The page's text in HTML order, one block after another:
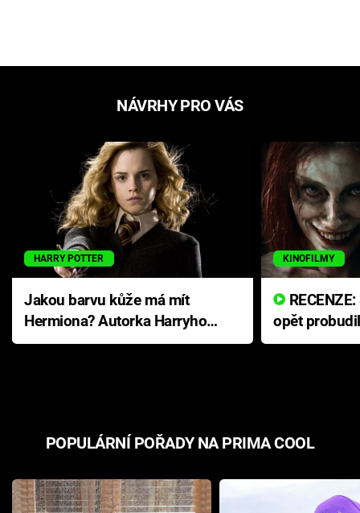
NÁVRHY PRO VÁS
HARRY POTTER
Jakou barvu kůže má mít
Hermiona? Autorka Harryho
Pottera přišla s ráznou
KINOFILMY
opět
přichází s
POPULÁRNÍ POŘADY NA PRIMA COOL